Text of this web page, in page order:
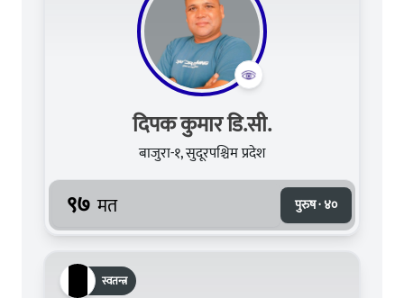
दिपक कुमार डि.सी.
बाजुरा-१, सुदूरपश्चिम प्रदेश
९७ मत पुरुष · ४०
स्वतन्त्र